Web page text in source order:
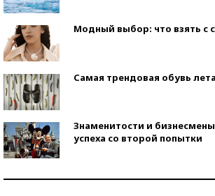
Модный выбор: что взять с
Самая трендовая обувь лета
Знаменитости и
успеха со второй попытки